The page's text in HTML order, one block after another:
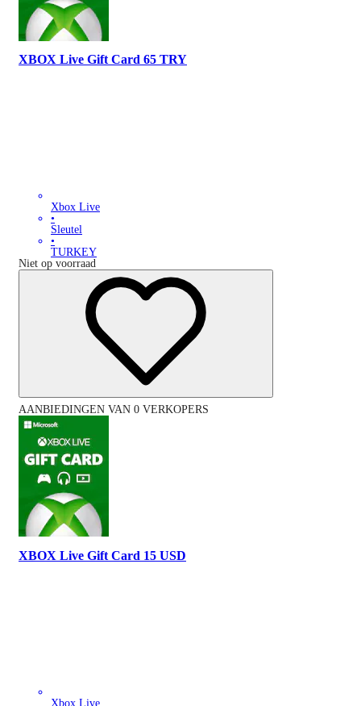
XBOX Live Gift Card 65 TRY
Xbox Live
•
Sleutel
•
TURKEY
Niet op voorraad
AANBIEDINGEN VAN 0 VERKOPERS
XBOX Live Gift Card 15 USD
Xbox Live